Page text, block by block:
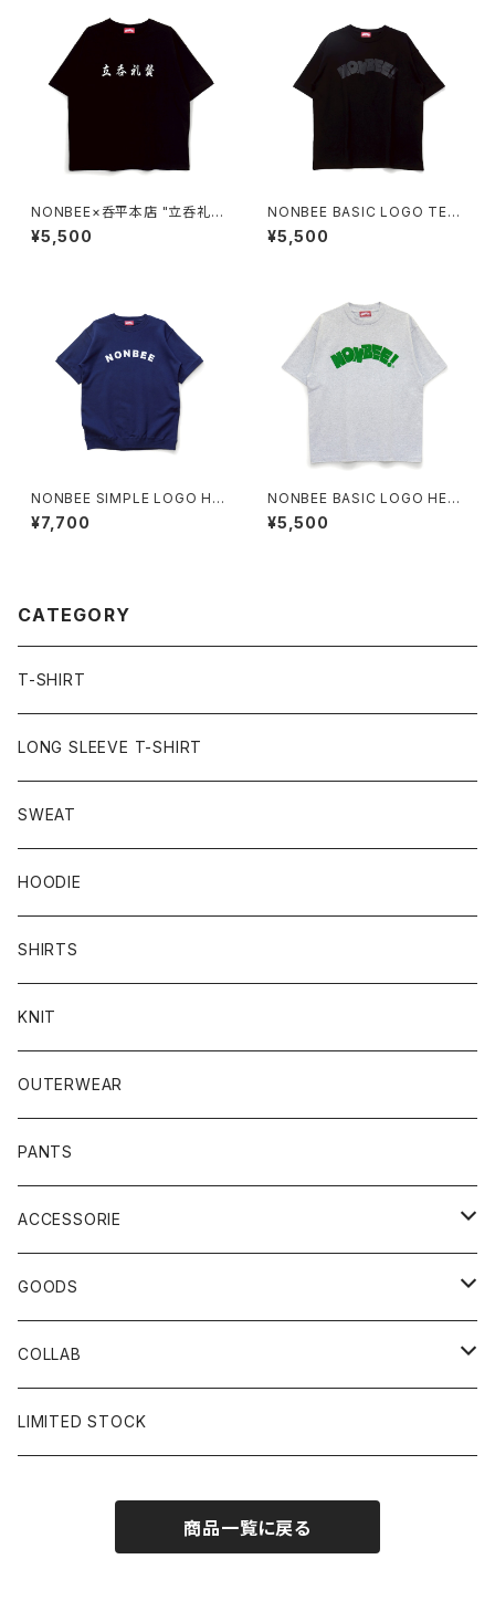
NONBEE×呑平本店 "立呑礼
賛" TEE black/white
¥5,500
NONBEE BASIC LOGO TEE
black/black
¥5,500
NONBEE SIMPLE LOGO HA
¥7,700
NONBEE BASIC LOGO HEA
VY TEE ash-gray/green
¥5,500
CATEGORY
T-SHIRT
LONG SLEEVE T-SHIRT
SWEAT
HOODIE
SHIRTS
KNIT
OUTERWEAR
PANTS
ACCESSORIE
CAP
BUCKET HAT
SOCKS
GOODS
STICKER
GLASS
COLLAB
×岩井ジョニ男
LIMITED STOCK
商品一覧に戻る